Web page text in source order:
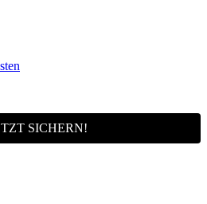
SICHERN!